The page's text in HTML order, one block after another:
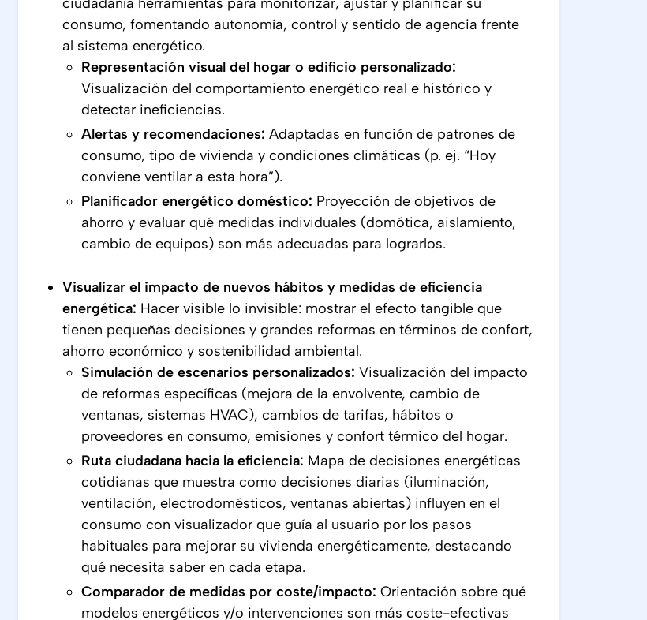
consumo, fomentando autonomía, control y sentido de agencia frente
al sistema energético.
Representación visual del hogar o edificio personalizado:
Visualización del comportamiento energético real e histórico y
detectar ineficiencias.
Alertas y recomendaciones: Adaptadas en función de patrones de
consumo, tipo de vivienda y condiciones climáticas (p. ej. “Hoy
conviene ventilar a esta hora”).
Planificador energético doméstico: Proyección de objetivos de
ahorro y evaluar qué medidas individuales (domótica, aislamiento,
cambio de equipos) son más adecuadas para lograrlos.
Visualizar el impacto de nuevos hábitos y medidas de eficiencia
energética: Hacer visible lo invisible: mostrar el efecto tangible que
tienen pequeñas decisiones y grandes reformas en términos de confort,
ahorro económico y sostenibilidad ambiental.
Simulación de escenarios personalizados: Visualización del impacto
de reformas específicas (mejora de la envolvente, cambio de
ventanas, sistemas HVAC), cambios de tarifas, hábitos o
proveedores en consumo, emisiones y confort térmico del hogar.
Ruta ciudadana hacia la eficiencia: Mapa de decisiones energéticas
cotidianas que muestra como decisiones diarias (iluminación,
ventilación, electrodomésticos, ventanas abiertas) influyen en el
consumo con visualizador que guía al usuario por los pasos
habituales para mejorar su vivienda energéticamente, destacando
qué necesita saber en cada etapa.
Comparador de medidas por coste/impacto: Orientación sobre qué
modelos energéticos y/o intervenciones son más coste-efectivas